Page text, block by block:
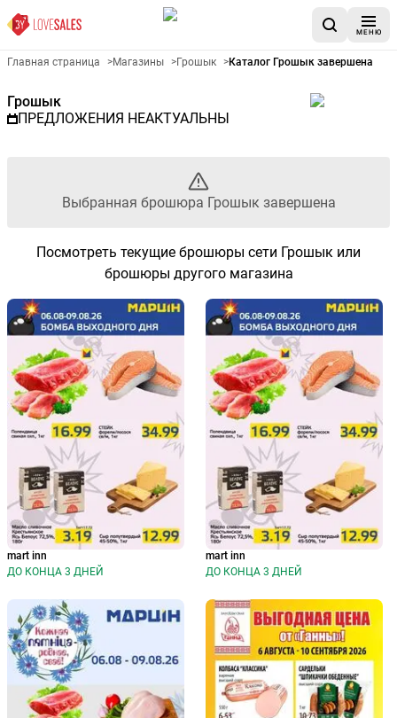
МЕНЮ
Рекламный листовой
Главная страница >Магазины >Грошык >Каталог Грошык завершена
Грошык
ПРЕДЛОЖЕНИЯ НЕАКТУАЛЬНЫ
Выбранная брошюра Грошык завершена
Посмотреть текущие брошюры сети Грошык или
брошюры другого магазина
mart inn
ДО КОНЦА 3 ДНЕЙ
mart inn
ДО КОНЦА 3 ДНЕЙ